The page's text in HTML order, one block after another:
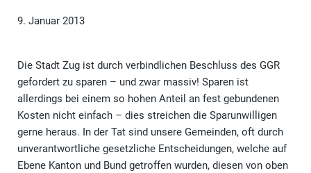
9. Januar 2013
Die Stadt Zug ist durch verbindlichen Beschluss des GGR
gefordert zu sparen – und zwar massiv! Sparen ist
allerdings bei einem so hohen Anteil an fest gebundenen
Kosten nicht einfach – dies streichen die Sparunwilligen
gerne heraus. In der Tat sind unsere Gemeinden, oft durch
unverantwortliche gesetzliche Entscheidungen, welche auf
Ebene Kanton und Bund getroffen wurden, diesen von oben